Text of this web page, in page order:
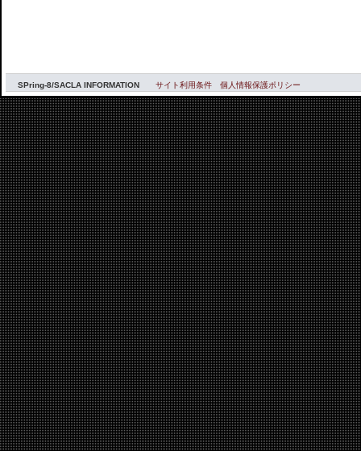
SPring-8/SACLA INFORMATION サイト利用条件 個人情報保護ポリシー